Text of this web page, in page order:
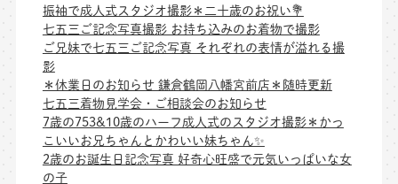
振袖で成人式スタジオ撮影＊二十歳のお祝い💐
七五三ご記念写真撮影 お持ち込みのお着物で撮影
ご兄妹で七五三ご記念写真 それぞれの表情が溢れる撮
影
＊休業日のお知らせ 鎌倉鶴岡八幡宮前店＊随時更新
七五三着物見学会・ご相談会のお知らせ
7歳の753&10歳のハーフ成人式のスタジオ撮影＊かっ
こいいお兄ちゃんとかわいい妹ちゃん✨
2歳のお誕生日記念写真 好奇心旺盛で元気いっぱいな女
の子